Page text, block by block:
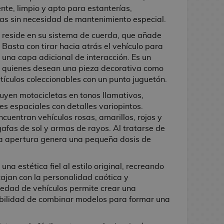
limpio y apto para estanterías,
sin necesidad de mantenimiento especial.
en su sistema de cuerda, que añade
con tirar hacia atrás el vehículo para
capa adicional de interacción. Es un
desean una pieza decorativa como
coleccionables con un punto juguetón.
motocicletas en tonos llamativos,
espaciales con detalles variopintos.
vehículos rosas, amarillos, rojos y
de sol y armas de rayos. Al tratarse de
apertura genera una pequeña dosis de
estética fiel al estilo original, recreando
con la personalidad caótica y
de vehículos permite crear una
de combinar modelos para formar una